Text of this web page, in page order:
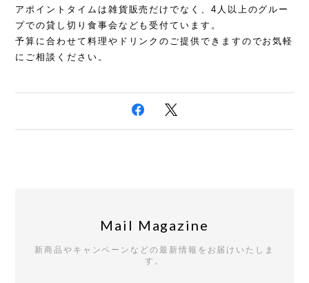
アポイントタイムは雑貨販売だけでなく、4人以上のグルー
プでの貸し切り食事会なども受付ています。
予算に合わせて料理やドリンクのご提供できますのでお気軽
にご相談ください。
Mail Magazine
新商品やキャンペーンなどの最新情報をお届けいたしま
す。